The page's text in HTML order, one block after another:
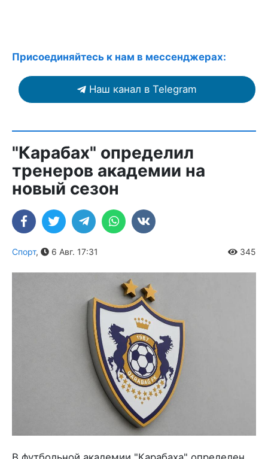
Присоединяйтесь к нам в мессенджерах:
Наш канал в Telegram
"Карабах" определил
тренеров академии на
новый сезон
Спорт, 6 Авг. 17:31 345